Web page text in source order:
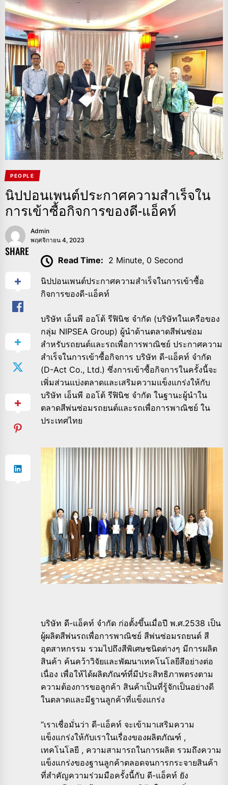
PEOPLE
นิปปอนเพนต์ประกาศความสำเร็จใน
การเข้าซื้อกิจการของดี-แอ็คท์
Admin
พฤศจิกายน 4, 2023
SHARE
Read Time: 2 Minute, 0 Second
นิปปอนเพนต์ประกาศความสำเร็จในการเข้าซื้อ
กิจการของดี-แอ็คท์
บริษัท เอ็นพี ออโต้ รีฟินิช จำกัด (บริษัทในเครือของ
กลุ่ม NIPSEA Group) ผู้นำด้านตลาดสีพ่นซ่อม
สำหรับรถยนต์และรถเพื่อการพาณิชย์ ประกาศความ
สำเร็จในการเข้าซื้อกิจการ บริษัท ดี-แอ็คท์ จำกัด
(D-Act Co., Ltd.) ซึ่งการเข้าซื้อกิจการในครั้งนี้จะ
เพิ่มส่วนแบ่งตลาดและเสริมความแข็งแกร่งให้กับ
บริษัท เอ็นพี ออโต้ รีฟินิช จำกัด ในฐานะผู้นำใน
ตลาดสีพ่นซ่อมรถยนต์และรถเพื่อการพาณิชย์ ใน
ประเทศไทย
บริษัท ดี-แอ็คท์ จำกัด ก่อตั้งขึ้นเมื่อปี พ.ศ.2538 เป็น
ผู้ผลิตสีพ่นรถเพื่อการพาณิชย์ สีพ่นซ่อมรถยนต์ สี
อุตสาหกรรม รวมไปถึงสีพิเศษชนิดต่างๆ มีการผลิต
สินค้า ค้นคว้าวิจัยและพัฒนาเทคโนโลยีสีอย่างต่อ
เนื่อง เพื่อให้ได้ผลิตภัณฑ์ที่มีประสิทธิภาพตรงตาม
ความต้องการขอลูกค้า สินค้าเป็นที่รู้จักเป็นอย่างดี
ในตลาดและมีฐานลูกค้าที่แข็งแกร่ง
“เราเชื่อมั่นว่า ดี-แอ็คท์ จะเข้ามาเสริมความ
แข็งแกร่งให้กับเราในเรื่องของผลิตภัณฑ์ ,
เทคโนโลยี , ความสามารถในการผลิต รวมถึงความ
แข็งแกร่งของฐานลูกค้าตลอดจนการกระจายสินค้า
ที่สำคัญความร่วมมือครั้งนี้กับ ดี-แอ็คท์ ยัง